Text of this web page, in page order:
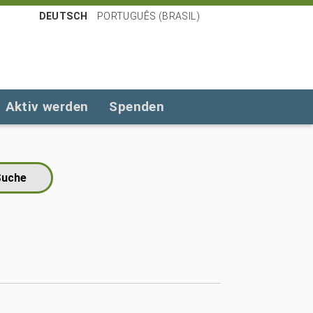
DEUTSCH PORTUGUÊS (BRASIL)
Aktiv werden Spenden